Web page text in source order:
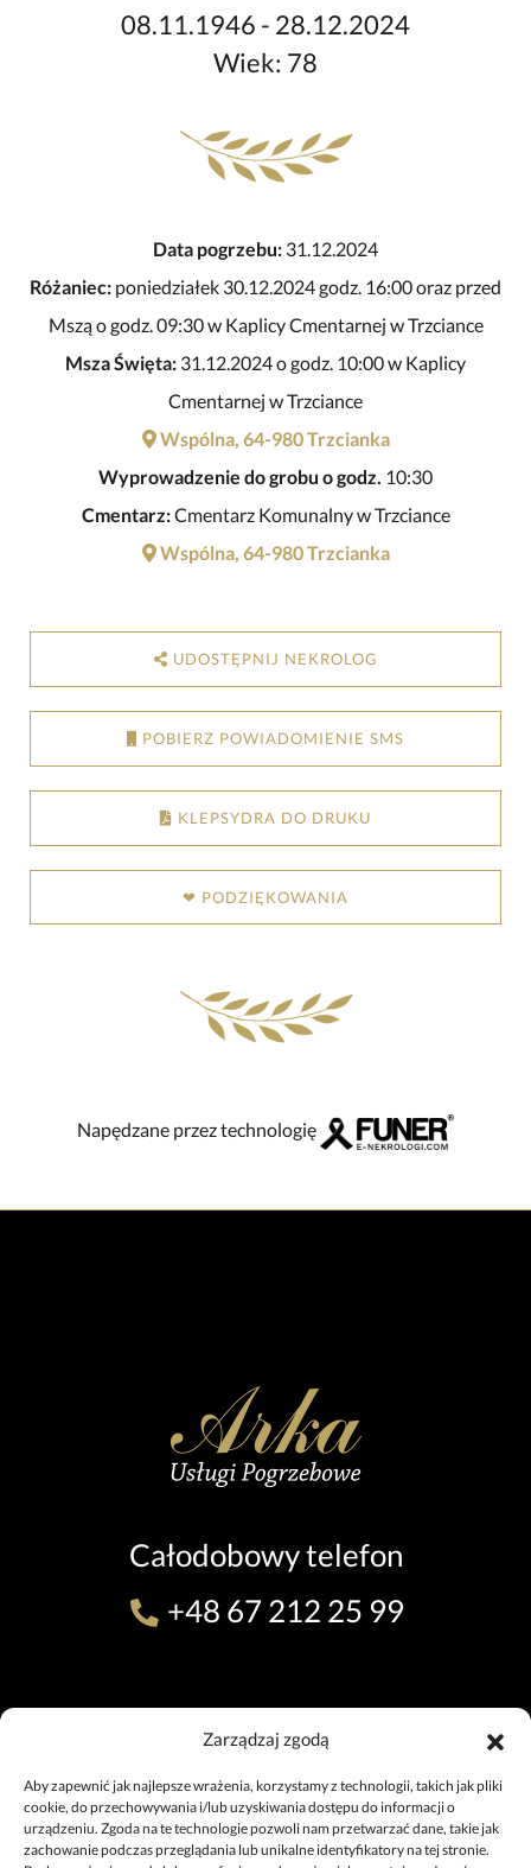
Zarządzaj zgodą
Aby zapewnić jak najlepsze wrażenia, korzystamy z technologii, takich jak pliki
cookie, do przechowywania i/lub uzyskiwania dostępu do informacji o
urządzeniu. Zgoda na te technologie pozwoli nam przetwarzać dane, takie jak
zachowanie podczas przeglądania lub unikalne identyfikatory na tej stronie.
08.11.1946 - 28.12.2024
Wiek: 78
Data pogrzebu: 31.12.2024
Różaniec: poniedziałek 30.12.2024 godz. 16:00 oraz przed
Mszą o godz. 09:30 w Kaplicy Cmentarnej w Trzciance
Msza Święta: 31.12.2024 o godz. 10:00 w Kaplicy
Cmentarnej w Trzciance
Wspólna, 64-980 Trzcianka
Wyprowadzenie do grobu o godz. 10:30
Cmentarz:Cmentarz Komunalny w Trzciance
Wspólna, 64-980 Trzcianka
UDOSTĘPNIJ NEKROLOG
POBIERZ POWIADOMIENIE SMS
KLEPSYDRA DO DRUKU
❤ PODZIĘKOWANIA
Napędzane przez technologię
Całodobowy telefon
+48 67 212 25 99
ul. 11 Listopada 7, 64-920 Piła
+48 67 212 25 99
pila@uslugipogrzebowe.pila.pl